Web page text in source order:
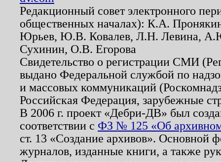
Редакционный совет электронного
общественных началах): К.А.
Юрьев, Ю.В. Ковалев, Л.Н. Левина,
Сухинин, О.В. Егорова
Свидетельство о регистрации СМИ
выдано Федеральной службой по
и массовых коммуникаций
Российская Федерация, зарубежные
В 2006 г. проект «Дебри-ДВ» был
соответствии с ФЗ № 125 «Об
ст. 13 «Создание архивов». Основной
журналов, изданные книги, а также